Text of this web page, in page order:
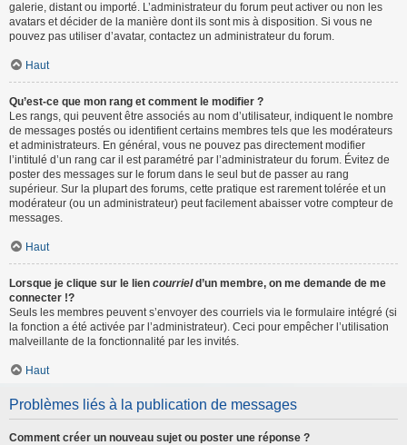
galerie, distant ou importé. L’administrateur du forum peut activer ou non les
avatars et décider de la manière dont ils sont mis à disposition. Si vous ne
pouvez pas utiliser d’avatar, contactez un administrateur du forum.
Haut
Qu’est-ce que mon rang et comment le modifier ?
Les rangs, qui peuvent être associés au nom d’utilisateur, indiquent le nombre
de messages postés ou identifient certains membres tels que les modérateurs
et administrateurs. En général, vous ne pouvez pas directement modifier
l’intitulé d’un rang car il est paramétré par l’administrateur du forum. Évitez de
poster des messages sur le forum dans le seul but de passer au rang
supérieur. Sur la plupart des forums, cette pratique est rarement tolérée et un
modérateur (ou un administrateur) peut facilement abaisser votre compteur de
messages.
Haut
Lorsque je clique sur le lien courrield’un membre, on me demande de me
connecter !?
Seuls les membres peuvent s’envoyer des courriels via le formulaire intégré (si
la fonction a été activée par l’administrateur). Ceci pour empêcher l’utilisation
malveillante de la fonctionnalité par les invités.
Haut
Problèmes liés à la publication de messages
Comment créer un nouveau sujet ou poster une réponse ?